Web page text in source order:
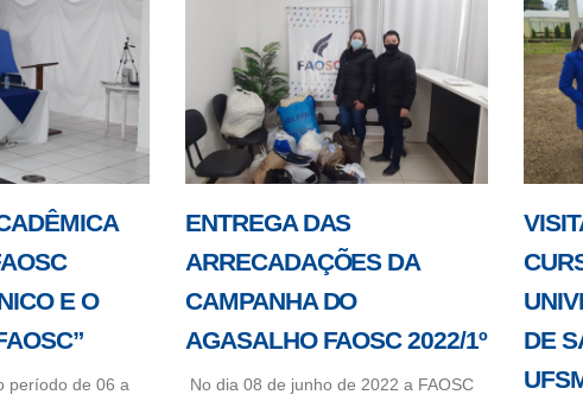
E O
período de 06 a
ENTREGA DAS
ARRECADAÇÕES DA
CAMPANHA DO
AGASALHO FAOSC 2022/1º
No dia 08 de junho de 2022 a FAOSC
DE